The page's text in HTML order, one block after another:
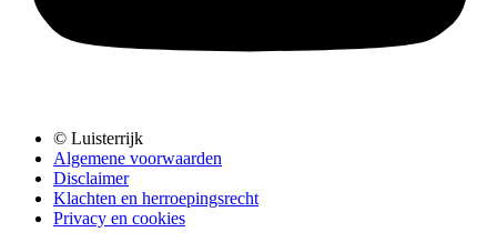
© Luisterrijk
Algemene voorwaarden
Disclaimer
Klachten en herroepingsrecht
Privacy en cookies